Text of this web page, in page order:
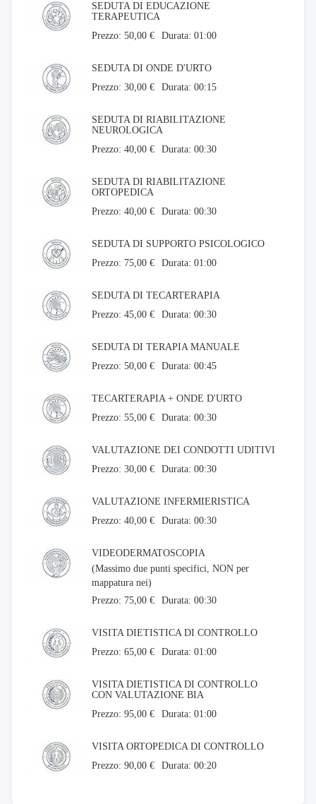
SEDUTA DI EDUCAZIONE
TERAPEUTICA
Prezzo: 50,00 €
Durata: 01:00
SEDUTA DI ONDE D'URTO
Prezzo: 30,00 €
Durata: 00:15
SEDUTA DI RIABILITAZIONE
NEUROLOGICA
Prezzo: 40,00 €
Durata: 00:30
SEDUTA DI RIABILITAZIONE
ORTOPEDICA
Prezzo: 40,00 €
Durata: 00:30
SEDUTA DI SUPPORTO PSICOLOGICO
Prezzo: 75,00 €
Durata: 01:00
SEDUTA DI TECARTERAPIA
Prezzo: 45,00 €
Durata: 00:30
SEDUTA DI TERAPIA MANUALE
Prezzo: 50,00 €
Durata: 00:45
TECARTERAPIA + ONDE D'URTO
Prezzo: 55,00 €
Durata: 00:30
VALUTAZIONE DEI CONDOTTI UDITIVI
Prezzo: 30,00 €
Durata: 00:30
VALUTAZIONE INFERMIERISTICA
Prezzo: 40,00 €
Durata: 00:30
VIDEODERMATOSCOPIA
(Massimo due punti specifici, NON per
mappatura nei)
Prezzo: 75,00 €
Durata: 00:30
VISITA DIETISTICA DI CONTROLLO
Prezzo: 65,00 €
Durata: 01:00
VISITA DIETISTICA DI CONTROLLO
CON VALUTAZIONE BIA
Prezzo: 95,00 €
Durata: 01:00
VISITA ORTOPEDICA DI CONTROLLO
Prezzo: 90,00 €
Durata: 00:20